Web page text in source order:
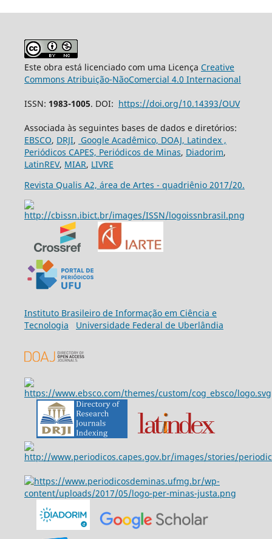
Este obra está licenciado com uma Licença Creative
Commons Atribuição-NãoComercial 4.0 Internacional
ISSN: 1983-1005. DOI: https://doi.org/10.14393/OUV
Associada às seguintes bases de dados e diretórios:
EBSCO, DRJI, Google Acadêmico, DOAJ, Latindex ,
Periódicos CAPES, Periódicos de Minas, Diadorim,
LatinREV, MIAR, LIVRE
Revista Qualis A2, área de Artes - quadriênio 2017/20.
Instituto Brasileiro de Informação em Ciência e
Tecnologia
Universidade Federal de Uberlândia